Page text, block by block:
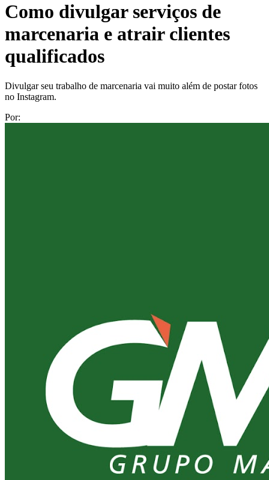
Como divulgar serviços de
marcenaria e atrair clientes
qualificados
Divulgar seu trabalho de marcenaria vai muito além de postar fotos
no Instagram.
Por: